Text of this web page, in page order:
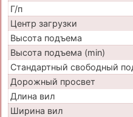
Г/п
Центр загрузки
Высота подъема
Высота подъема (min)
Стандартный свободный
Дорожный просвет
Длина вил
Ширина вил